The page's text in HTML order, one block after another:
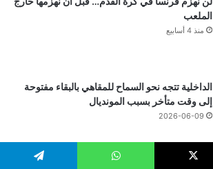
الملعب
منذ 4 أسابيع
الداخلية تتجه نحو السماح للمقاهي بالبقاء مفتوحة
إلى وقت متأخر بسبب المونديال
2026-06-09